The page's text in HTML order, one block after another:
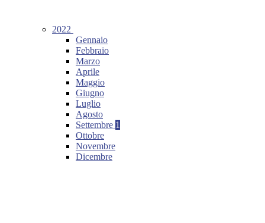
2022
Gennaio
Febbraio
Marzo
Aprile
Maggio
Giugno
Luglio
Agosto
Settembre 1
Ottobre
Novembre
Dicembre